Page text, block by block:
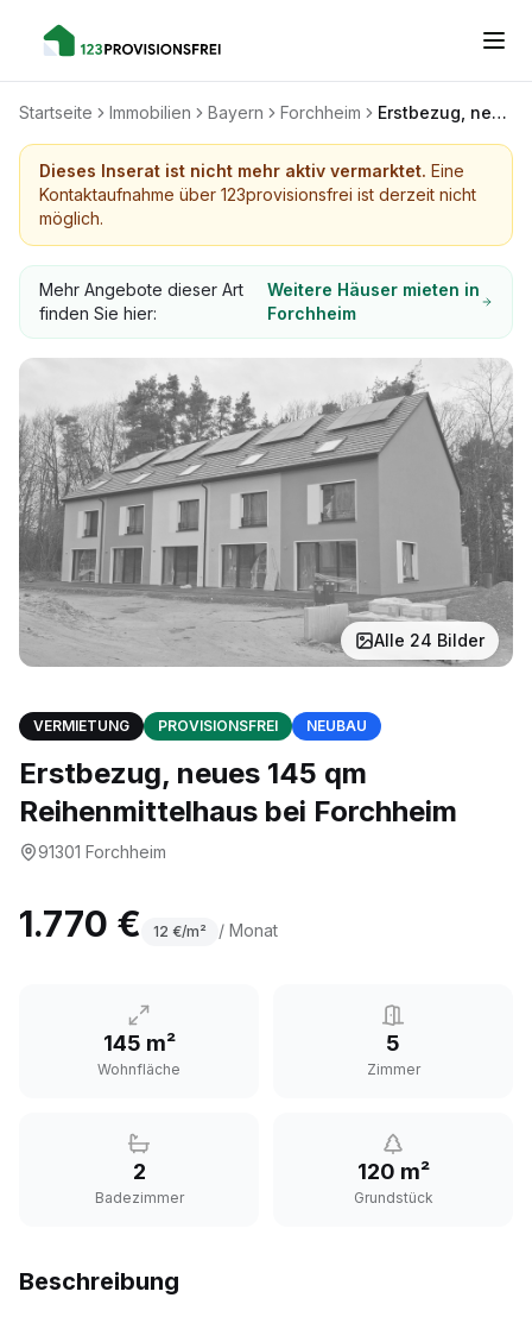
Startseite Immobilien Bayern Forchheim Erstbezug, neues 145 qm Reihenmittelhaus bei Forchheim
Dieses Inserat ist nicht mehr aktiv vermarktet. Eine
Kontaktaufnahme über 123provisionsfrei ist derzeit nicht
möglich.
Mehr Angebote dieser Art
finden Sie hier:
Weitere Häuser mieten in
Forchheim
Alle 24 Bilder
VERMIETUNG PROVISIONSFREI NEUBAU
Erstbezug, neues 145 qm
Reihenmittelhaus bei Forchheim
91301 Forchheim
1.770 € 12 €/m² / Monat
145 m²
Wohnfläche
5
Zimmer
2
Badezimmer
120 m²
Grundstück
Beschreibung